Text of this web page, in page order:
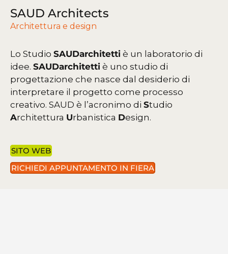
SAUD Architects
Architettura e design
Lo Studio SAUDarchitetti è un laboratorio di
idee. SAUDarchitetti è uno studio di
progettazione che nasce dal desiderio di
interpretare il progetto come processo
creativo. SAUD è l’acronimo di Studio
Architettura Urbanistica Design.
SITO WEB
RICHIEDI APPUNTAMENTO IN FIERA